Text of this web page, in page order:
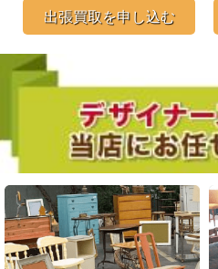
出張買取を申し込む